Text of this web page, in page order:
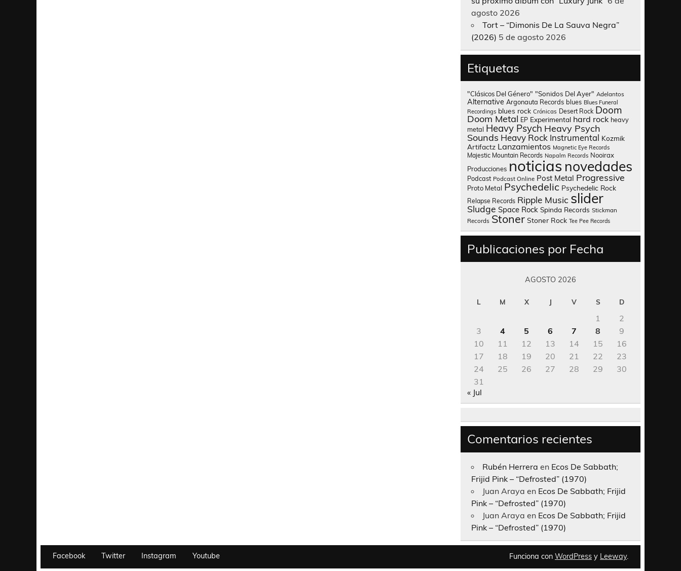
agosto 2026
Tort – “Dimonis De La Sauva Negra”
(2026) 5 de agosto 2026
Etiquetas
"Clásicos Del Género" "Sonidos Del Ayer" Adelantos
Alternative Argonauta Records blues Blues Funeral
Recordings blues rock Crónicas Desert Rock Doom
Doom Metal EP Experimental hard rock heavy
metal Heavy Psych Heavy Psych
Sounds Heavy Rock Instrumental Kozmik
Artifactz Lanzamientos Magnetic Eye Records
Majestic Mountain Records Napalm Records Nooirax
Producciones noticias novedades
Podcast Podcast Online Post Metal Progressive
Proto Metal Psychedelic Psychedelic Rock
Relapse Records Ripple Music slider
Sludge Space Rock Spinda Records Stickman
Records Stoner Stoner Rock Tee Pee Records
Publicaciones por Fecha
AGOSTO 2026
L M X J V S D
1
2
3
4 5 6 7 8
9
10
11 12 13 14 15
16
17
18 19 20 21 22
23
24
25 26 27 28 29
30
31
« Jul
Comentarios recientes
Rubén Herrera en Ecos De Sabbath;
Frijid Pink – “Defrosted” (1970)
Juan Araya en Ecos De Sabbath; Frijid
Pink – “Defrosted” (1970)
Juan Araya en Ecos De Sabbath; Frijid
Pink – “Defrosted” (1970)
Facebook Twitter Instagram Youtube Funciona con WordPress y Leeway.